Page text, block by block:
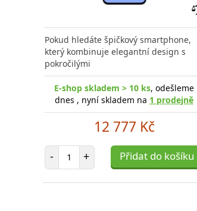
Pokud hledáte špičkový smartphone,
který kombinuje elegantní design s
pokročilými
E-shop skladem > 10 ks, odešleme
dnes , nyní skladem na 1 prodejně
12 777 Kč
- Počet položek
+ Přidat do košíku